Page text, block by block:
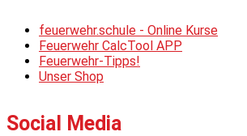
feuerwehr.schule - Online Kurse
Feuerwehr CalcTool APP
Feuerwehr-Tipps!
Unser Shop
Social Media